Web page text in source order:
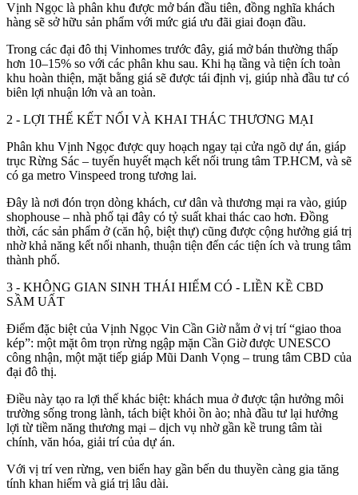
Vịnh Ngọc là phân khu được mở bán đầu tiên, đồng nghĩa khách
hàng sẽ sở hữu sản phẩm với mức giá ưu đãi giai đoạn đầu.
Trong các đại đô thị Vinhomes trước đây, giá mở bán thường thấp
hơn 10–15% so với các phân khu sau. Khi hạ tầng và tiện ích toàn
khu hoàn thiện, mặt bằng giá sẽ được tái định vị, giúp nhà đầu tư có
biên lợi nhuận lớn và an toàn.
2 - LỢI THẾ KẾT NỐI VÀ KHAI THÁC THƯƠNG MẠI
Phân khu Vịnh Ngọc được quy hoạch ngay tại cửa ngõ dự án, giáp
trục Rừng Sác – tuyến huyết mạch kết nối trung tâm TP.HCM, và sẽ
có ga metro Vinspeed trong tương lai.
Đây là nơi đón trọn dòng khách, cư dân và thương mại ra vào, giúp
shophouse – nhà phố tại đây có tỷ suất khai thác cao hơn. Đồng
thời, các sản phẩm ở (căn hộ, biệt thự) cũng được cộng hưởng giá trị
nhờ khả năng kết nối nhanh, thuận tiện đến các tiện ích và trung tâm
thành phố.
3 - KHÔNG GIAN SINH THÁI HIẾM CÓ - LIỀN KỀ CBD
SẦM UẤT
Điểm đặc biệt của Vịnh Ngọc Vin Cần Giờ nằm ở vị trí “giao thoa
kép”: một mặt ôm trọn rừng ngập mặn Cần Giờ được UNESCO
công nhận, một mặt tiếp giáp Mũi Danh Vọng – trung tâm CBD của
đại đô thị.
Điều này tạo ra lợi thế khác biệt: khách mua ở được tận hưởng môi
trường sống trong lành, tách biệt khỏi ồn ào; nhà đầu tư lại hưởng
lợi từ tiềm năng thương mại – dịch vụ nhờ gần kề trung tâm tài
chính, văn hóa, giải trí của dự án.
Với vị trí ven rừng, ven biển hay gần bến du thuyền càng gia tăng
tính khan hiếm và giá trị lâu dài.